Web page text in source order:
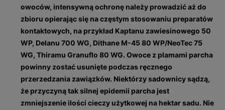
owoców, intensywną ochronę należy prowadzić aż do
zbioru opierając się na częstym stosowaniu preparatów
kontaktowych, na przykład Kaptanu zawiesinowego 50
WP, Delanu 700 WG, Dithane M-45 80 WP/NeoTec 75
WG, Thiramu Granuflo 80 WG. Owoce z plamami parcha
powinny zostać usunięte podczas ręcznego
przerzedzania zawiązków. Niektórzy sadownicy sądzą,
że przyczyną tak silnej epidemii parcha jest
zmniejszenie ilości cieczy użytkowej na hektar sadu. Nie